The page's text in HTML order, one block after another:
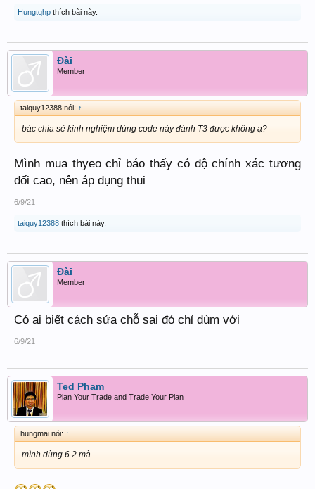
Hungtqhp thích bài này.
Đài
Member
taiquy12388 nói: ↑
bác chia sẻ kinh nghiệm dùng code này đánh T3 được không ạ?
Mình mua thyeo chỉ báo thấy có độ chính xác tương
đối cao, nên áp dụng thui
6/9/21
taiquy12388 thích bài này.
Đài
Member
Có ai biết cách sửa chỗ sai đó chỉ dùm với
6/9/21
Ted Pham
Plan Your Trade and Trade Your Plan
hungmai nói: ↑
mình dùng 6.2 mà